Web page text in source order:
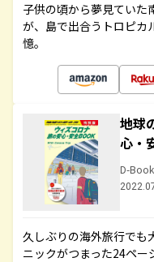
子供の頃から夢見ていた
が、島で出合うトロピカ
憶。
地球
心・
D-
久しぶりの海外旅行でも
ニックがつまった24ペー